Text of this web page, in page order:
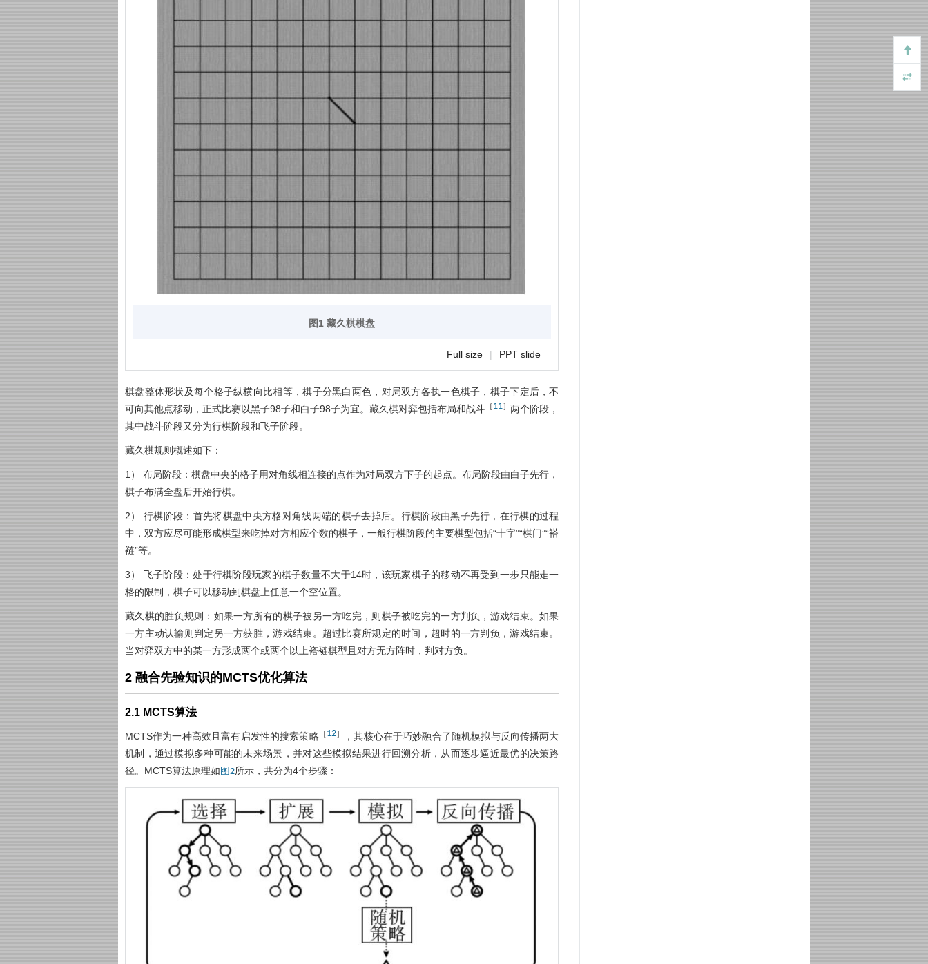
图1 藏久棋棋盘
Full size | PPT slide
棋盘整体形状及每个格子纵横向比相等，棋子分黑白两色，对局双方各执一色棋子，棋子下定后，不
可向其他点移动，正式比赛以黑子98子和白子98子为宜。藏久棋对弈包括布局和战斗 ［11］两个阶段，
其中战斗阶段又分为行棋阶段和飞子阶段。
藏久棋规则概述如下：
1） 布局阶段：棋盘中央的格子用对角线相连接的点作为对局双方下子的起点。布局阶段由白子先行，
棋子布满全盘后开始行棋。
2） 行棋阶段：首先将棋盘中央方格对角线两端的棋子去掉后。行棋阶段由黑子先行，在行棋的过程
中，双方应尽可能形成棋型来吃掉对方相应个数的棋子，一般行棋阶段的主要棋型包括“十字”“棋门”“褡
裢”等。
3） 飞子阶段：处于行棋阶段玩家的棋子数量不大于14时，该玩家棋子的移动不再受到一步只能走一
格的限制，棋子可以移动到棋盘上任意一个空位置。
藏久棋的胜负规则：如果一方所有的棋子被另一方吃完，则棋子被吃完的一方判负，游戏结束。如果
一方主动认输则判定另一方获胜，游戏结束。超过比赛所规定的时间，超时的一方判负，游戏结束。
当对弈双方中的某一方形成两个或两个以上褡裢棋型且对方无方阵时，判对方负。
2 融合先验知识的MCTS优化算法
2.1 MCTS算法
MCTS作为一种高效且富有启发性的搜索策略 ［12］
，其核心在于巧妙融合了随机模拟与反向传播两大
机制，通过模拟多种可能的未来场景，并对这些模拟结果进行回溯分析，从而逐步逼近最优的决策路
径。MCTS算法原理如 图2所示，共分为4个步骤：